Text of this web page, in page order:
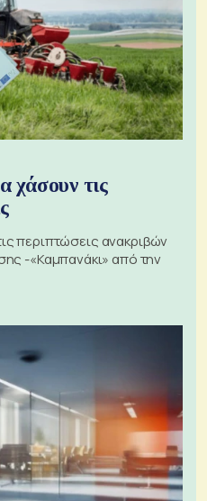
χάσουν τις
περιπτώσεις ανακριβών
-«Καμπανάκι» από την